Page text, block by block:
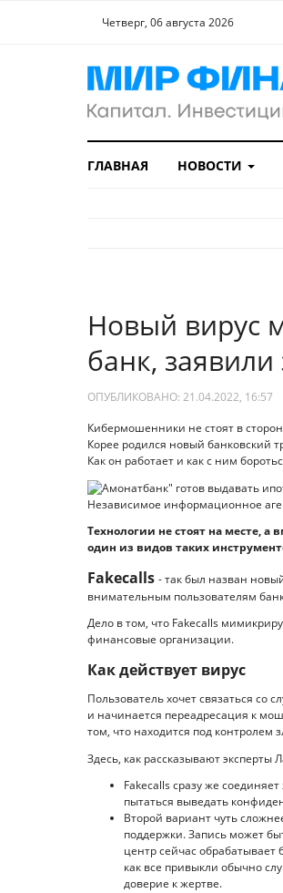
Четверг, 06 августа 2026
ГЛАВНАЯ НОВОСТИ
Новый вирус
банк, заявили
ОПУБЛИКОВАНО: 21.04.2022, 16:57
Кибермошенники не стоят в
Корее родился новый банковский
Как он работает и как с ним
Технологии не стоят на месте,
один из видов таких
Fakecalls - так был назван
внимательным пользователям
Дело в том, что Fakecalls
финансовые организации.
Как действует вирус
Пользователь хочет связаться со
и начинается переадресация к
том, что находится под контролем
Здесь, как рассказывают эксперты
Fakecalls сразу же
пытаться выведать
Второй вариант чуть
поддержки. Запись может
центр сейчас
как все привыкли обычно
доверие к жертве.